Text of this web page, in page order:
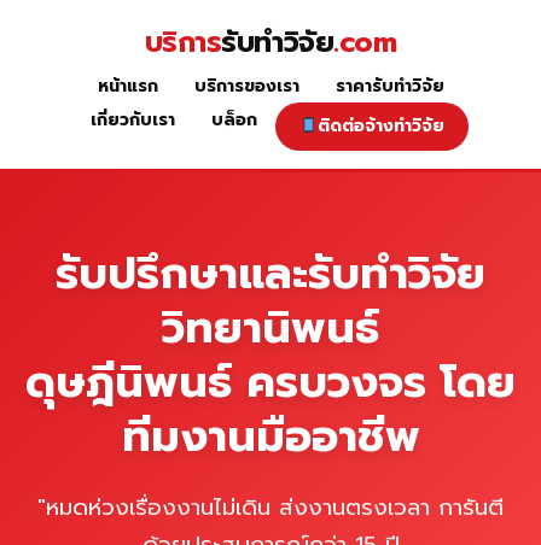
หน้าแรก
บริการรับทำวิจัย.com
หน้าแรก บริการของเรา
ราคารับทำวิจัย
เกี่ยวกับเรา
บล็อก ติดต่อจ้างทำวิจัย
รับปรึกษาและรับทำวิจัย
วิทยานิพนธ์
ดุษฎีนิพนธ์ ครบวงจร โดย
ทีมงานมืออาชีพ
"หมดห่วงเรื่องงานไม่เดิน ส่งงานตรงเวลา การันตี